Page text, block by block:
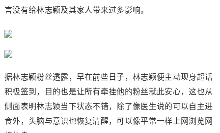
言没有给林志颖及其家人带来过多影响。
据林志颖粉丝透露，早在前些日子，林志颖便主动现身超话
积极签到，目的也是让所有牵挂他的粉丝就此安心，这也从
侧面表明林志颖当下状态不错，除了像医生说的可以自主进
食外，头脑与意识也恢复清醒，可以像平常一样上网浏览网